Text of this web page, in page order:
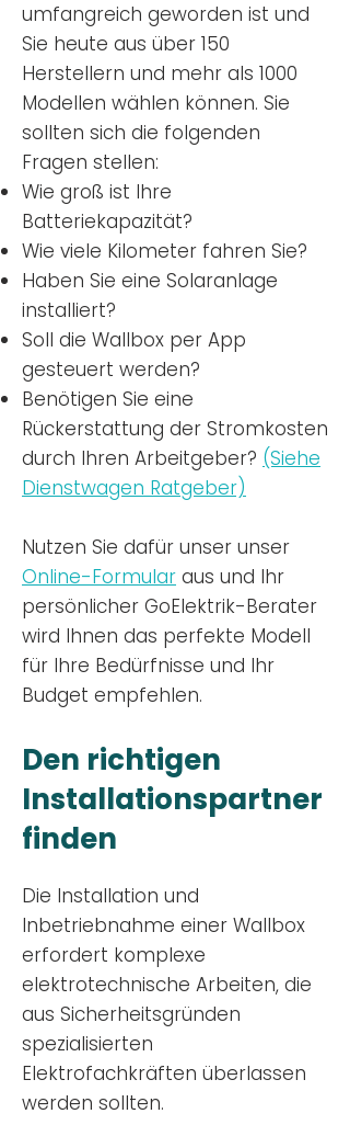
umfangreich geworden ist und
Sie heute aus über 150
Herstellern und mehr als 1000
Modellen wählen können. Sie
sollten sich die folgenden
Fragen stellen:
Wie groß ist Ihre
Batteriekapazität?
Wie viele Kilometer fahren Sie?
Haben Sie eine Solaranlage
installiert?
Soll die Wallbox per App
gesteuert werden?
Benötigen Sie eine
Rückerstattung der Stromkosten
durch Ihren Arbeitgeber? (Siehe
Dienstwagen Ratgeber)
Nutzen Sie dafür unser unser
Online-Formular aus und Ihr
persönlicher GoElektrik-Berater
wird Ihnen das perfekte Modell
für Ihre Bedürfnisse und Ihr
Budget empfehlen.
Den richtigen
Installationspartner
finden
Die Installation und
Inbetriebnahme einer Wallbox
erfordert komplexe
elektrotechnische Arbeiten, die
aus Sicherheitsgründen
spezialisierten
Elektrofachkräften überlassen
werden sollten.